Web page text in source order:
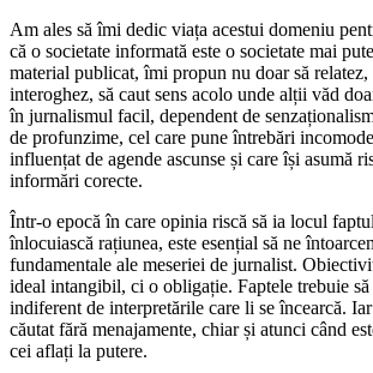
Am ales să îmi dedic viața acestui domeniu
că o societate informată este o societate mai
material publicat, îmi propun nu doar să relatez,
interoghez, să caut sens acolo unde alții văd
în jurnalismul facil, dependent de
de profunzime, cel care pune întrebări
influențat de agende ascunse și care își asumă
informări corecte.
Într-o epocă în care opinia riscă să ia locul
înlocuiască rațiunea, este esențial să ne
fundamentale ale meseriei de jurnalist.
ideal intangibil, ci o obligație. Faptele trebuie să
indiferent de interpretările care li se încearcă.
căutat fără menajamente, chiar și atunci când
cei aflați la putere.